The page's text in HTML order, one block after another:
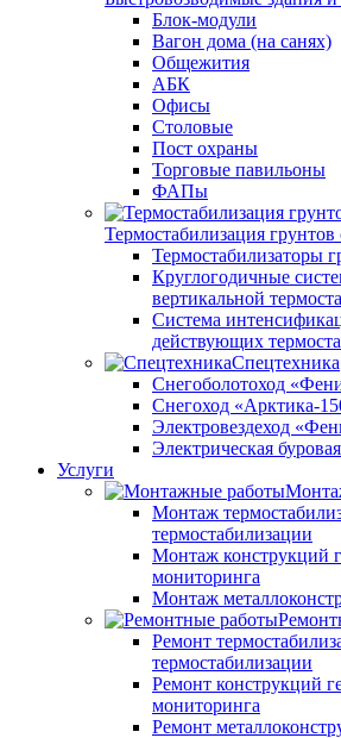
Блок-модули
Вагон дома (на санях)
Общежития
АБК
Офисы
Столовые
Пост охраны
Торговые павильоны
ФАПы
Термостабилизация
Термостабилизаторы
Круглогодичные
вертикальной
Система
действующих
Спецтехника
Снегоболотоход
Снегоход «Арктика-
Электровездеход
Электрическая
Услуги
Монтаж
термостабилизации
Монтаж конструкций
мониторинга
Монтаж
Ремонт
термостабилизации
Ремонт конструкций
мониторинга
Ремонт